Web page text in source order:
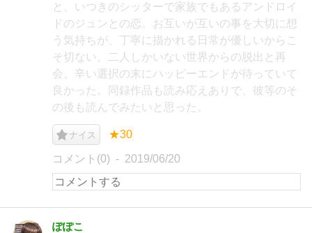
と、いつきのシッターで家族でもあるアンドロイ
ドのジュンとの恋。お互いが互いの事を大切に想
う気持ちが、丁寧に描かれる日常が優しいからこ
そ切ない。二人しかいない世界からの脱出と再
会。辛い選択の末にハッピーエンドが待っていて
良かった。同録作品も読み応えありで、彼等のそ
の後も読んでみたいと思った。
ナイス ★30
コメント(0) 2019/06/20
ぽぽこ